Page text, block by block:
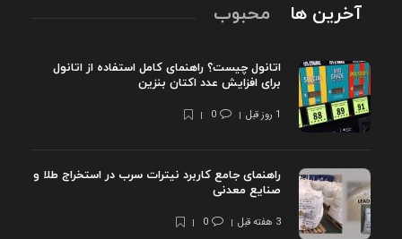
آخرین ها محبوب
اتانول چیست؟ راهنمای کامل استفاده از اتانول
برای افزایش عدد اکتان بنزین
1 روز قبل 0
راهنمای جامع کاربرد نیترات سرب در استخراج طلا و
صنایع معدنی
3 هفته قبل 0